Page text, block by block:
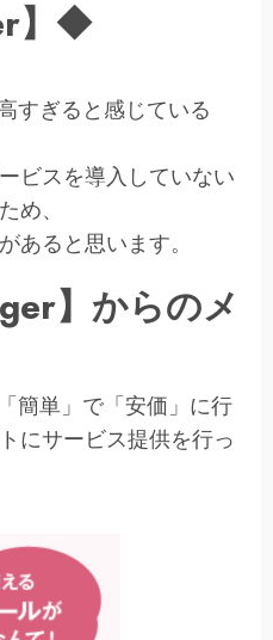
】◆
すぎると感じている
ビスを導入していない
め、
あると思います。
】からのメ
簡単」で「安価」に行
にサービス提供を行っ